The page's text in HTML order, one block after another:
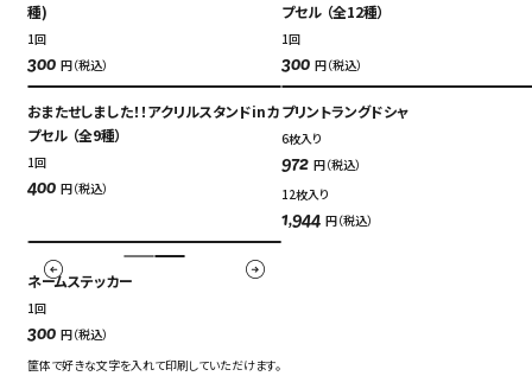
種)
1回
300 円（税込）
プセル （全12種）
1回
300 円（税込）
おまたせしました！！アクリルスタンドinカ
プセル （全9種）
1回
400 円（税込）
プリントラングドシャ
6枚入り
972 円（税込）
12枚入り
1,944 円（税込）
ネームステッカー
1回
300 円（税込）
筐体で好きな文字を入れて印刷していただけます。